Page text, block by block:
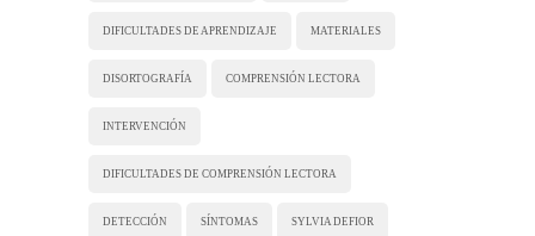
DIFICULTADES DE APRENDIZAJE MATERIALES
DISORTOGRAFÍA COMPRENSIÓN LECTORA
INTERVENCIÓN
DIFICULTADES DE COMPRENSIÓN LECTORA
DETECCIÓN SÍNTOMAS SYLVIA DEFIOR